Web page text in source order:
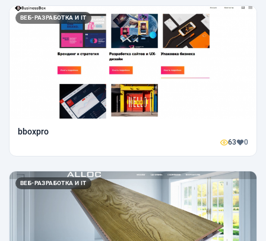
ВЕБ-РАЗРАБОТКА И IT
bboxpro
63 0
ВЕБ-РАЗРАБОТКА И IT